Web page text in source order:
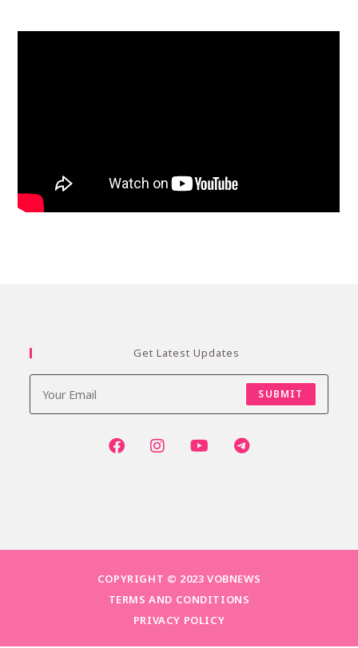
Get Latest Updates
SUBMIT
COPYRIGHT © 2023 VOBNEWS
TERMS AND CONDITIONS
PRIVACY POLICY